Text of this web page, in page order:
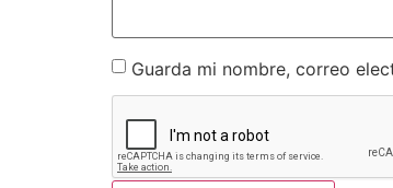
Guarda mi nombre, correo